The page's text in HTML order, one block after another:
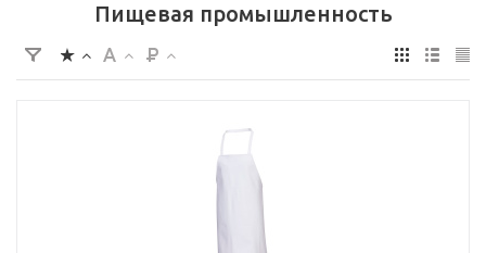
Пищевая промышленность